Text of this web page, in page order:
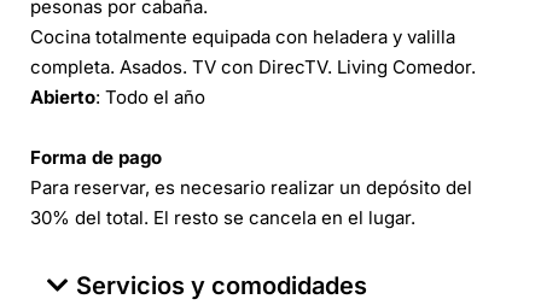
pesonas por cabaña.
Cocina totalmente equipada con heladera y valilla
completa. Asados. TV con DirecTV. Living Comedor.
Abierto: Todo el año
Forma de pago
Para reservar, es necesario realizar un depósito del
30% del total. El resto se cancela en el lugar.
Servicios y comodidades